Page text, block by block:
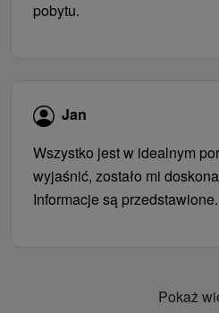
pobytu.
Jan
Wszystko jest w idealnym
wyjaśnić, zostało mi
Informacje są
Pokaż